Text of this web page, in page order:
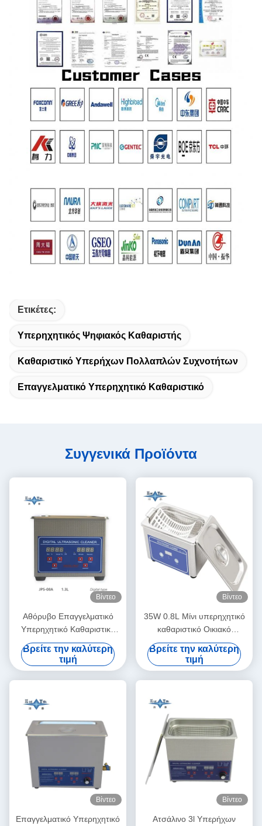
Ετικέτες:
Υπερηχητικός Ψηφιακός Καθαριστής
Καθαριστικό Υπερήχων Πολλαπλών Συχνοτήτων
Επαγγελματικό Υπερηχητικό Καθαριστικό
Συγγενικά Προϊόντα
Βίντεο
Αθόρυβο Επαγγελματικό
Υπερηχητικό Καθαριστικό
1.3L Ψηφιακή Υπερηχητική
Μηχανή Καθαρισμού 60W
Με Χρονισμό Πολλαπλών
Ταχυτήτων
Βρείτε την καλύτερη
τιμή
Βίντεο
35W 0.8L Μίνι υπερηχητικό
καθαριστικό Οικιακό
Πολυχρησιμοποίητο Βαθιά
καθαρισμός Κοσμήματα
Γυαλιά Ράβδισμα Δόντια
Βρείτε την καλύτερη
τιμή
Βίντεο
Επαγγελματικό Υπερηχητικό
Βίντεο
Ατσάλινο 3l Υπερήχων